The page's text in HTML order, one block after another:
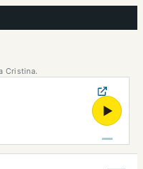
Cristina.
▶